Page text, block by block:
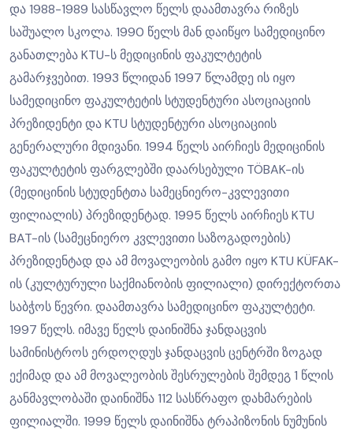
და 1988-1989 სასწავლო წელს დაამთავრა რიზეს
საშუალო სკოლა. 1990 წელს მან დაიწყო სამედიცინო
განათლება KTU-ს მედიცინის ფაკულტეტის
გამარჯვებით. 1993 წლიდან 1997 წლამდე ის იყო
სამედიცინო ფაკულტეტის სტუდენტური ასოციაციის
პრეზიდენტი და KTU სტუდენტური ასოციაციის
გენერალური მდივანი. 1994 წელს აირჩიეს მედიცინის
ფაკულტეტის ფარგლებში დაარსებული TÖBAK-ის
(მედიცინის სტუდენტთა სამეცნიერო-კვლევითი
ფილიალის) პრეზიდენტად. 1995 წელს აირჩიეს KTU
BAT-ის (სამეცნიერო კვლევითი საზოგადოების)
პრეზიდენტად და ამ მოვალეობის გამო იყო KTU KÜFAK-
ის (კულტურული საქმიანობის ფილიალი) დირექტორთა
საბჭოს წევრი. დაამთავრა სამედიცინო ფაკულტეტი.
1997 წელს. იმავე წელს დაინიშნა ჯანდაცვის
სამინისტროს ერდოღდუს ჯანდაცვის ცენტრში ზოგად
ექიმად და ამ მოვალეობის შესრულების შემდეგ 1 წლის
განმავლობაში დაინიშნა 112 სასწრაფო დახმარების
ფილიალში. 1999 წელს დაინიშნა ტრაპიზონის ნუმუნის